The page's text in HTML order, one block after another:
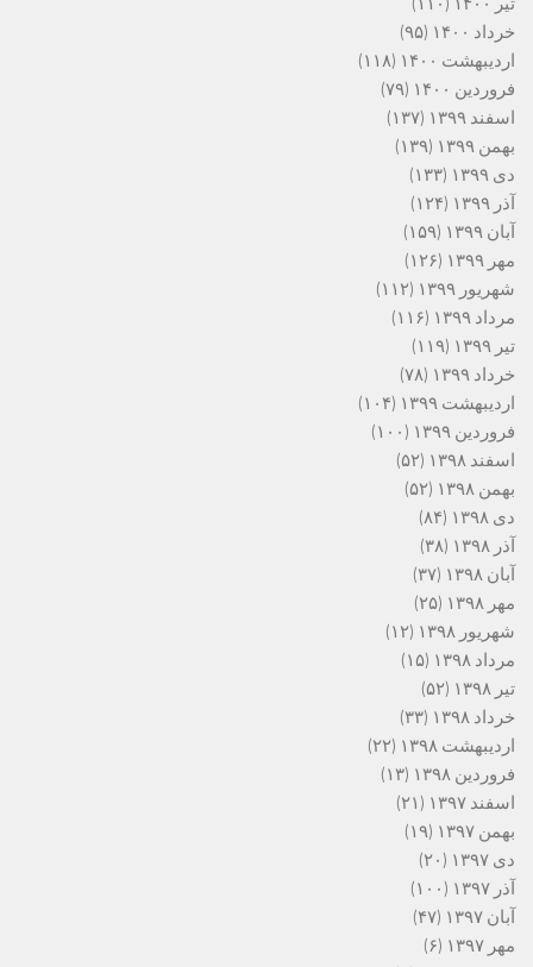
خرداد ۱۴۰۰
(۹۵)
اردیبهشت ۱۴۰۰
(۱۱۸)
فروردین ۱۴۰۰
(۷۹)
اسفند ۱۳۹۹
(۱۳۷)
بهمن ۱۳۹۹
(۱۳۹)
دی ۱۳۹۹
(۱۳۳)
آذر ۱۳۹۹
(۱۲۴)
آبان ۱۳۹۹
(۱۵۹)
مهر ۱۳۹۹
(۱۲۶)
شهریور ۱۳۹۹
(۱۱۲)
مرداد ۱۳۹۹
(۱۱۶)
تیر ۱۳۹۹
(۱۱۹)
خرداد ۱۳۹۹
(۷۸)
اردیبهشت ۱۳۹۹
(۱۰۴)
فروردین ۱۳۹۹
(۱۰۰)
اسفند ۱۳۹۸
(۵۲)
بهمن ۱۳۹۸
(۵۲)
دی ۱۳۹۸
(۸۴)
آذر ۱۳۹۸
(۳۸)
آبان ۱۳۹۸
(۳۷)
مهر ۱۳۹۸
(۲۵)
شهریور ۱۳۹۸
(۱۲)
مرداد ۱۳۹۸
(۱۵)
تیر ۱۳۹۸
(۵۲)
خرداد ۱۳۹۸
(۳۳)
اردیبهشت ۱۳۹۸
(۲۲)
فروردین ۱۳۹۸
(۱۳)
اسفند ۱۳۹۷
(۲۱)
بهمن ۱۳۹۷
(۱۹)
دی ۱۳۹۷
(۲۰)
آذر ۱۳۹۷
(۱۰۰)
آبان ۱۳۹۷
(۴۷)
مهر ۱۳۹۷
(۶)